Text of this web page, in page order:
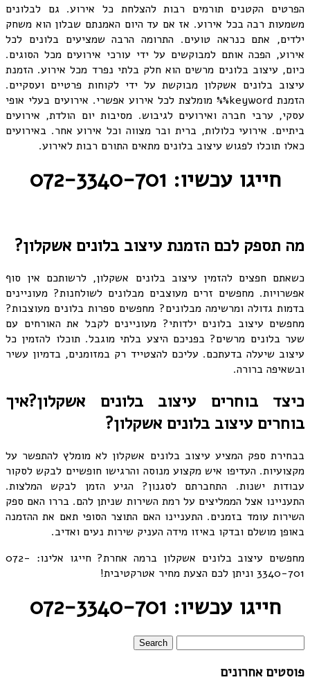
הפרטים הקטנים תורמים רבות להצלחת כל אירוע. גם לבלונים
משמעות רבה בכל אירוע. אז אם עד היום האמנתם שבלון הוא משחק
ילדים, אתם כנראה טועים. התרומה הרבה שמציעים בלונים לכל
אירוע, הפכה אותם למבוקשים על ידי עורכי אירועים מכל הסוגים.
כיום, עיצוב בלונים מרשים הוא חלק בלתי נפרד מכל אירוע. הזמנת
עיצוב בלונים אשקלון מבוקשת על ידי לקוחות פרטיים ועסקיים.
הזמנת keyword%% מומלצת לכל אירוע אפשרי. אירועים בעלי אופי
עסקי, ערבי חברה ואירועים לגיבוש. מסיבות יום הולדת, אירועים
ביתיים. אירועי כלולות, ברית ובר מצווה וכל אירוע אחר. באירועים
כאלו תוכלו לפגוש עיצוב בלונים מתאים התורם רבות לאירוע.
חייגו עכשיו: 072-3340-701
מה תספק לכם הזמנת עיצוב בלונים אשקלון?
כשאתם חפצים להזמין עיצוב בלונים אשקלון, לרשותכם אין סוף
אפשרויות. מחפשים זרים מעוצבים מבלונים לשולחנות? מעוניינים
בדמות גדולה ומרשימה מבלונים? מחפשים ספרות בלונים מעוצבות?
מחפשים עיצוב בלונים ילדותי? מעוניינים לקבל את האורחים עם
שער בלונים מרשים? בפניכם היצע בלתי מוגבל. תוכלו להזמין כל
עיצוב שיעלה בדעתכם. עליכם להצטייד רק במזומנים, בדמיון עשיר
ובשאיפה ברורה.
כיצד בוחרים עיצוב בלונים אשקלון?איך
בוחרים עיצוב בלונים אשקלון?
בבחירת ספק המציע עיצוב בלונים אשקלון לא מומלץ להתפשר על
מקצועיות. העדיפו איש מקצוע מנוסה והרגישו חופשיים לבקש לסקור
עבודות ישנות. התחברתם לסגנון? הגיע הזמן לבקש המלצות.
התעניינו אצל הממליצים על רמת השירות שניתן להם. בררו האם ספק
השירות עומד בזמנים. התעניינו האם התוצר הסופי תאם את ההזמנה
באופן מושלם ובדקו באיזו מידה העניק שירות נעים ואדיב.
מחפשים עיצוב בלונים אשקלון ברמה אחרת? חייגו אלינו: 072-
3340-701 וניתן לכם הצעת מחיר אטרקטיבית!
חייגו עכשיו: 072-3340-701
פוסטים אחרונים